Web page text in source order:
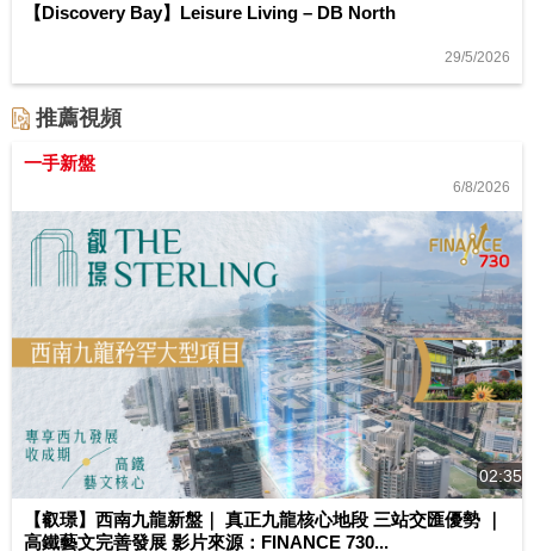
【Discovery Bay】Leisure Living – DB North
29/5/2026
推薦視頻
一手新盤
6/8/2026
02:35
【叡璟】西南九龍新盤｜ 真正九龍核心地段 三站交匯優勢 ｜
高鐵藝文完善發展 影片來源：FINANCE 730...